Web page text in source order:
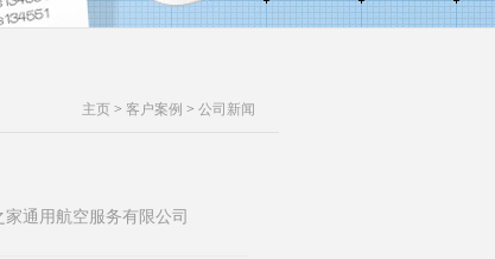
主页 > 客户案例 > 公司新闻
通用航空服务有限公司